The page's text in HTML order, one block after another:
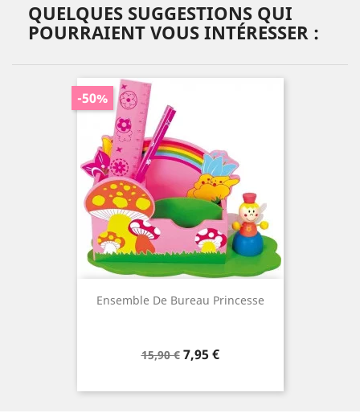
QUELQUES SUGGESTIONS QUI
POURRAIENT VOUS INTÉRESSER :
Ensemble De Bureau Princesse
Prix
15,90 €
-50%
Prix
7,95 €